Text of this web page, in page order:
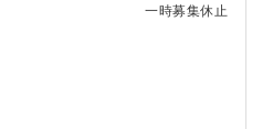
一時募集休止